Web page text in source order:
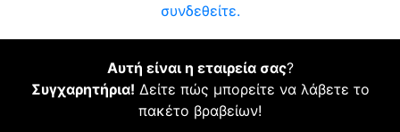
συνδεθείτε.
Αυτή είναι η εταιρεία σας?
Συγχαρητήρια! Δείτε πώς μπορείτε να λάβετε το
πακέτο βραβείων!